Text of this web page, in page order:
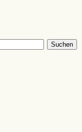
Suchen